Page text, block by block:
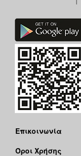
Επικοινωνία
Όροι Χρήσης